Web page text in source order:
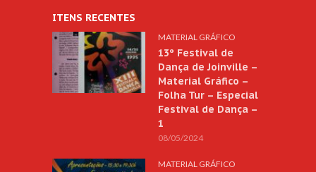
ITENS RECENTES
MATERIAL GRÁFICO
13º Festival de
Dança de Joinville –
Material Gráfico –
Folha Tur – Especial
Festival de Dança –
1
08/05/2024
MATERIAL GRÁFICO